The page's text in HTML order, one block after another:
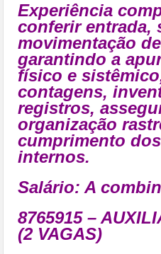
Experiência
conferir entrada,
movimentação
garantindo a
físico e
contagens,
registros,
organização
cumprimento
internos.
Salário: A
8765915 –
(2 VAGAS)